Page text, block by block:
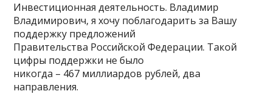
Инвестиционная деятельность. Владимир
Владимирович, я хочу поблагодарить за Вашу
поддержку предложений
Правительства Российской Федерации. Такой
цифры поддержки не было
никогда – 467 миллиардов рублей, два
направления.